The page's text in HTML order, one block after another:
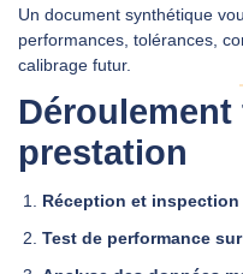
Un document synthétique
performances, tolérances,
calibrage futur.
Déroulement
prestation
Réception et
Test de performance